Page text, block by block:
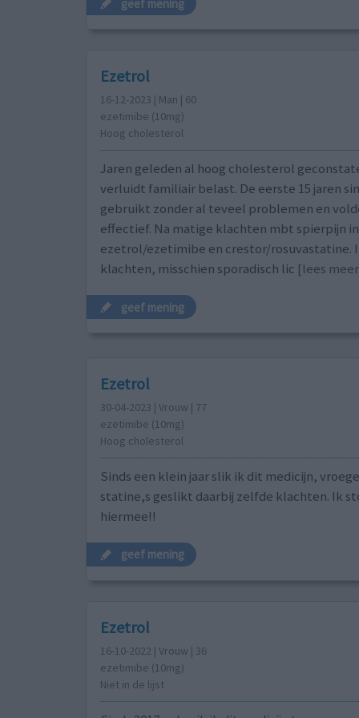
geef mening
Ezetrol
16-12-2023 | Man | 60
ezetimibe (10mg)
Hoog cholesterol
Jaren geleden al hoog cholesterol
verluidt familiair belast. De eerste 15 jaren
gebruikt zonder al teveel problemen en
effectief. Na matige klachten mbt spierpijn
ezetrol/ezetimibe en crestor/rosuvastatine.
klachten, misschien sporadisch lic [lees
geef mening
Ezetrol
30-04-2023 | Vrouw | 77
ezetimibe (10mg)
Hoog cholesterol
Sinds een klein jaar slik ik dit medicijn,
statine,s geslikt daarbij zelfde klachten. Ik
hiermee!!
geef mening
Ezetrol
16-10-2022 | Vrouw | 36
ezetimibe (10mg)
Niet in de lijst